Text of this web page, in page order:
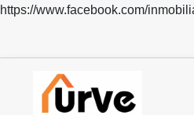
https://www.facebook.com/